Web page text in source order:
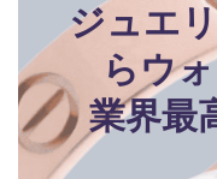
買取方法
査定方法
店舗一覧
ジュエ
らウ
業界最